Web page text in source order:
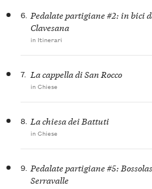
6. Pedalate partigiane #2: in bici
Clavesana
in Itinerari
7. La cappella di San Rocco
in Chiese
8. La chiesa dei Battuti
in Chiese
9. Pedalate partigiane #5:
Serravalle